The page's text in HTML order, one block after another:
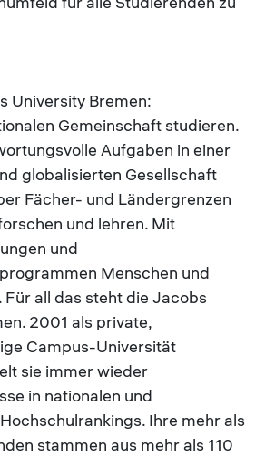
University Bremen:
Gemeinschaft studieren.
Aufgaben in einer
globalisierten Gesellschaft
Fächer- und Ländergrenzen
und lehren. Mit
und
Menschen und
all das steht die Jacobs
2001 als private,
Campus-Universität
sie immer wieder
in nationalen und
Ihre mehr als
stammen aus mehr als 110